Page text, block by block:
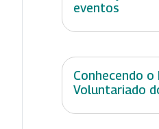
eventos
Conhecendo o
Voluntariado